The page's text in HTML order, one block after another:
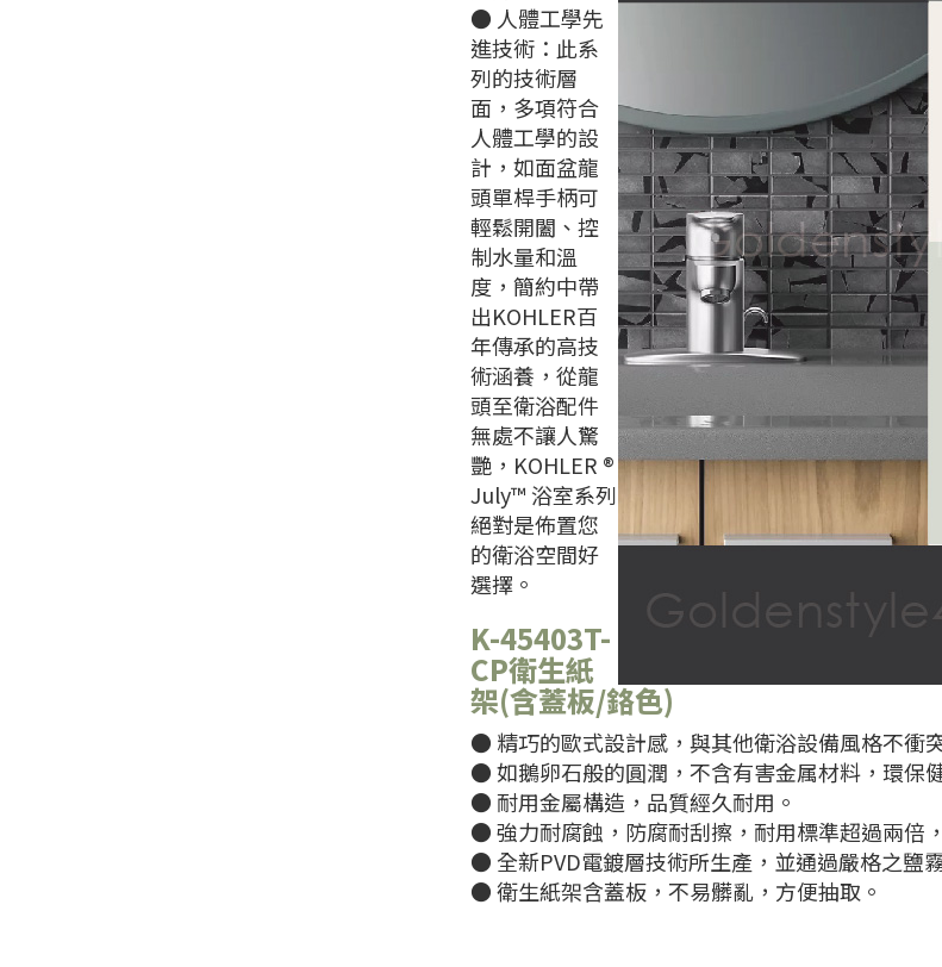
● 人體工學先
進技術：此系
列的技術層
面，多項符合
人體工學的設
計，如面盆龍
頭單桿手柄可
輕鬆開闔、控
制水量和溫
度，簡約中帶
出KOHLER百
年傳承的高技
術涵養，從龍
頭至衛浴配件
無處不讓人驚
艷，KOHLER ®
July™ 浴室系列
絕對是佈置您
的衛浴空間好
選擇。
K-45403T-
CP衛生紙
架(含蓋板/鉻色)
​​​● 精巧的歐式設計感，與其他衛浴設備風格不衝
● 如鵝卵石般的圓潤，不含有害金属材料，環保
​​​● 耐用金屬構造，品質經久耐用。
​​​● 強力耐腐蝕，防腐耐刮擦，耐用標準超過兩倍
● 全新PVD電鍍層技術所生產，並通過嚴格之鹽
● 衛生紙架含蓋板，不易髒亂，方便抽取。